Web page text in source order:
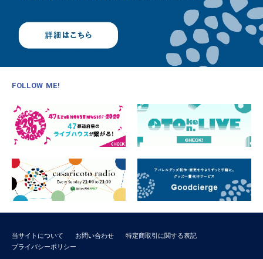
FOLLOW ME!
当サイトについて お問い合わせ
特定商取引に関する表記
プライバシーポリシー